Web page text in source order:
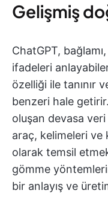
Gelişmiş
ChatGPT,
ifadeleri
özelliği ile tanınır
benzeri hale
oluşan devasa
araç, kelimeleri ve
olarak temsil
gömme
bir anlayış ve